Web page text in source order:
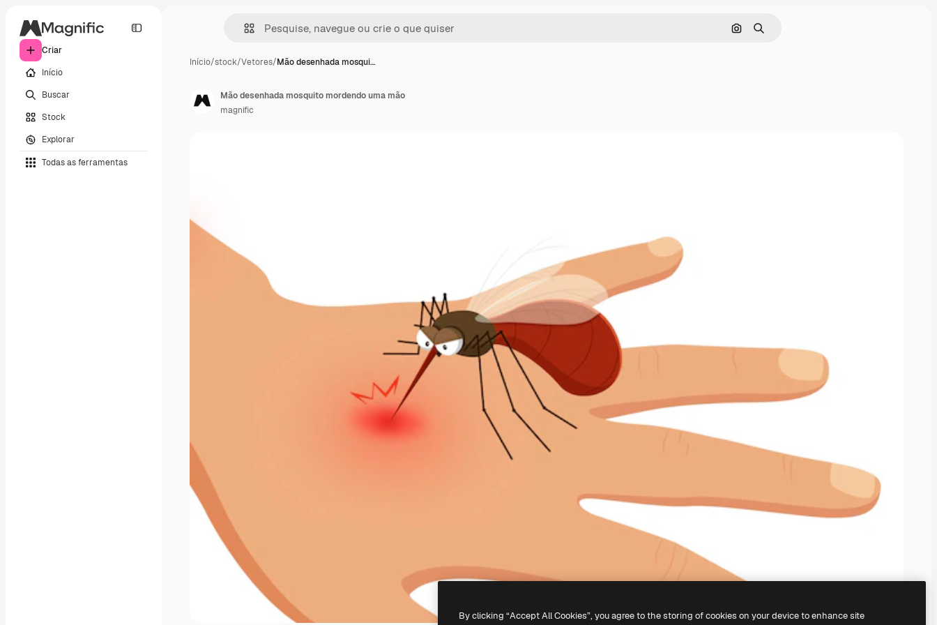
Criar
Início
Buscar
Stock
Explorar
Todas as ferramentas
Pesquisar por imagem
Buscar
Início/stock/Vetores/Mão desenhada mosqui…
Mão desenhada mosquito mordendo uma mão
magnific
By clicking “Accept All Cookies”, you agree to the storing of cookies on your device to enhance site